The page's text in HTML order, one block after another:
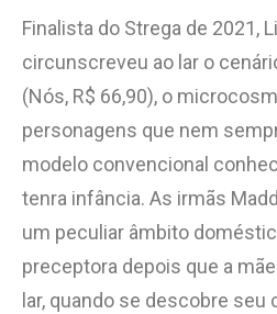
Finalista do Strega de 2021,
circunscreveu ao lar o
(Nós, R$ 66,90), o
personagens que nem
modelo convencional
tenra infância. As irmãs
um peculiar âmbito
preceptora depois que a
lar, quando se descobre